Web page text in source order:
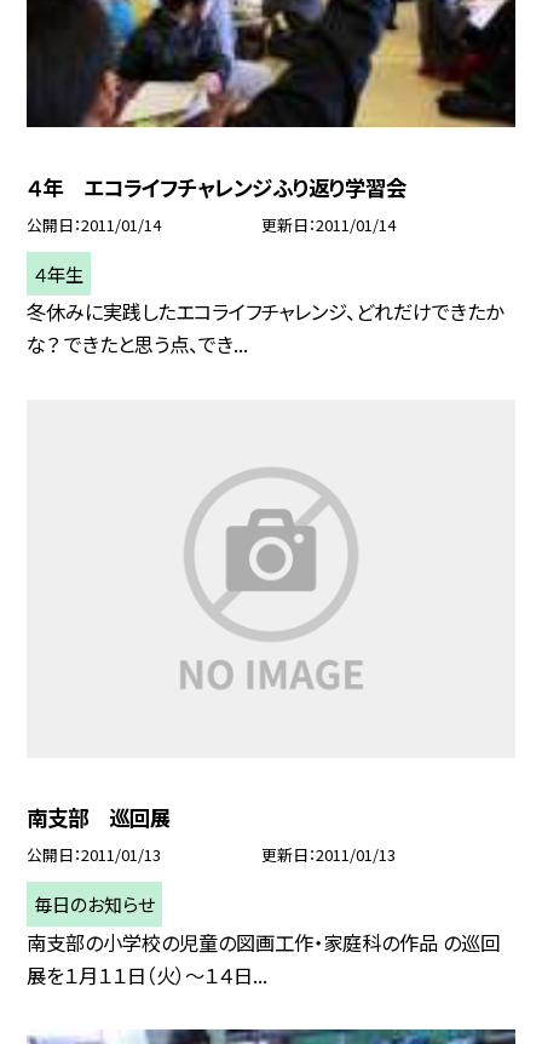
４年 エコライフチャレンジふり返り学習会
公開日 2011/01/14 更新日 2011/01/14
４年生
冬休みに実践したエコライフチャレンジ、どれだけできたか
な？ できたと思う点、でき...
南支部 巡回展
公開日 2011/01/13 更新日 2011/01/13
毎日のお知らせ
南支部の小学校の児童の図画工作・家庭科の作品 の巡回
展を１月１１日（火）〜１４日...